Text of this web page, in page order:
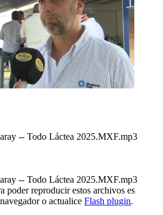
-- Todo Láctea 2025.MXF.mp3
-- Todo Láctea 2025.MXF.mp3
poder reproducir estos archivos es
o actualice Flash plugin.